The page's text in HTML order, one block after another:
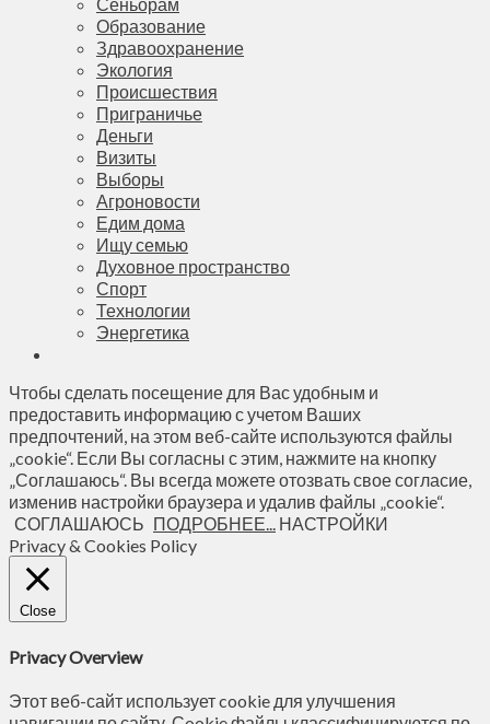
Образование
Здравоохранение
Экология
Происшествия
Приграничье
Деньги
Визиты
Выборы
Агроновости
Едим дома
Ищу семью
Духовное пространство
Спорт
Технологии
Энергетика
Чтобы сделать посещение для Вас удобным и
предоставить информацию с учетом Ваших
предпочтений, на этом веб-сайте используются файлы
„cookie“. Если Вы согласны с этим, нажмите на кнопку
„Соглашаюсь“. Вы всегда можете отозвать свое согласие,
изменив настройки браузера и удалив файлы „cookie“.
СОГЛАШАЮСЬ ПОДРОБНЕЕ... НАСТРОЙКИ
Privacy & Cookies Policy
Close
Privacy Overview
Этот веб-сайт использует cookie для улучшения